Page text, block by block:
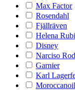
Max Factor
Rosendahl
Fjällräven
Helena
Disney
Narciso
Garnier
Karl
Moroccanoil